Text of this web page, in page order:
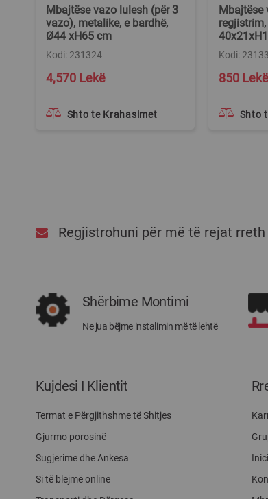
Mbajtëse vazo lulesh (për 3
vazo), metalike, e bardhë,
Ø44 xH65 cm
4,570 Lekë
Kodi: 231324
Shto te Krahasimet
Mbajtëse
850 Lekë
Kodi:
Shto
Regjistrohuni për më të rejat
Shërbime Montimi
Ne jua bëjme instalimin më të lehtë
Kujdesi I Klientit
Termat e Përgjithshme të Shitjes
Gjurmo porosinë
Sugjerime dhe Ankesa
Si të blejmë online